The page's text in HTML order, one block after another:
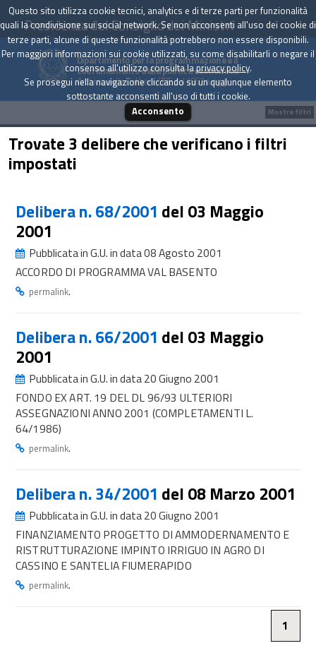
Presidenza del Consiglio dei Ministri
Dipartimento per la programmazione e il
coordinamento della politica economica
Archivio delle Delibere CIPE dal 1967 a oggi
Trovate 3 delibere che verificano i filtri
impostati
Delibera n. 68/2001 del 03 Maggio
2001
Pubblicata in G.U. in data 08 Agosto 2001
ACCORDO DI PROGRAMMA VAL BASENTO
permalink.
Delibera n. 66/2001 del 03 Maggio
2001
Pubblicata in G.U. in data 20 Giugno 2001
FONDO EX ART. 19 DEL DL 96/93 ULTERIORI
ASSEGNAZIONI ANNO 2001 (COMPLETAMENTI L.
64/1986)
permalink.
Delibera n. 34/2001 del 08 Marzo 2001
Pubblicata in G.U. in data 20 Giugno 2001
FINANZIAMENTO PROGETTO DI AMMODERNAMENTO E
RISTRUTTURAZIONE IMPINTO IRRIGUO IN AGRO DI
CASSINO E SANTELIA FIUMERAPIDO
permalink.
1
Mostra filtri
Questo sito utilizza cookie tecnici, analytics e di terze parti per funzionalità
quali la condivisione sui social network. Se non acconsenti all'uso dei cookie di
terze parti, alcune di queste funzionalità potrebbero non essere disponibili.
Per maggiori informazioni sui cookie utilizzati, su come disabilitarli o negare il
consenso all'utilizzo consulta laprivacy policy.
Se prosegui nella navigazione cliccando su un qualunque elemento
sottostante acconsenti all'uso di tutti i cookie.
Acconsento